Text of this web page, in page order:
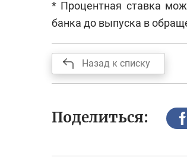
* Процентная ставка
банка до выпуска в
Назад к списку
Поделиться: